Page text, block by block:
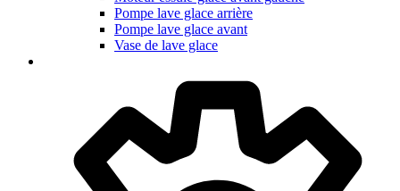
Pompe lave glace arrière
Pompe lave glace avant
Vase de lave glace